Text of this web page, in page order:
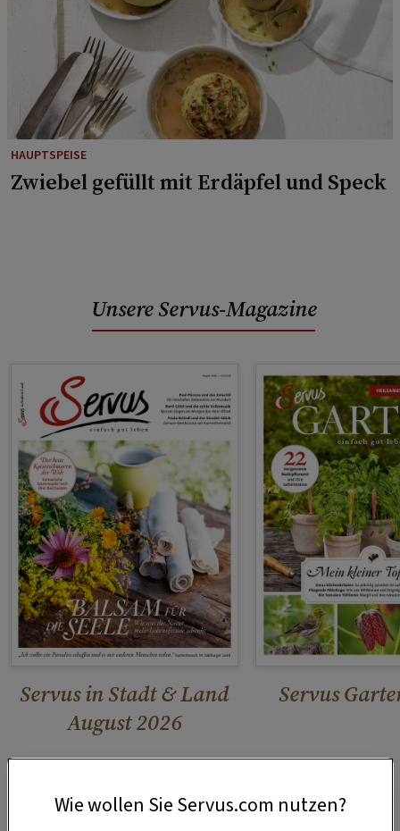
HAUPTSPEISE
Zwiebel gefüllt mit Erdäpfel und Speck
Unsere Servus-Magazine
Servus in Stadt & Land
August 2026
Servus
ALLE ABO-ANGEBOTE ENTDECKEN
Wie wollen Sie Servus.com nutzen?